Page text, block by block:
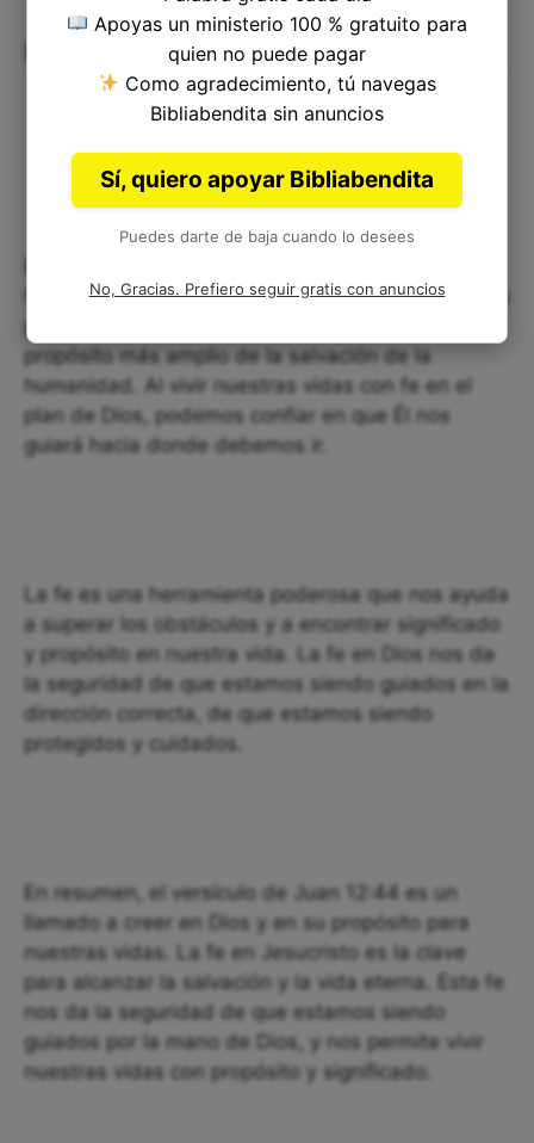
Reflexiones sobre Juan 12:44
humildad y la rendición. Jesús nos muestra que su
papel en el plan de Dios es secundario al
propósito más amplio de la salvación de la
humanidad. Al vivir nuestras vidas con fe en el
plan de Dios, podemos confiar en que Él nos
guiará hacia donde debemos ir.
La fe es una herramienta poderosa que nos ayuda
a superar los obstáculos y a encontrar significado
y propósito en nuestra vida. La fe en Dios nos da
la seguridad de que estamos siendo guiados en la
dirección correcta, de que estamos siendo
protegidos y cuidados.
En resumen, el versículo de Juan 12:44 es un
llamado a creer en Dios y en su propósito para
nuestras vidas. La fe en Jesucristo es la clave
para alcanzar la salvación y la vida eterna. Esta fe
nos da la seguridad de que estamos siendo
guiados por la mano de Dios, y nos permite vivir
nuestras vidas con propósito y significado.
Apoyas un ministerio 100 % gratuito para
quien no puede pagar
Como agradecimiento, tú navegas
Bibliabendita sin anuncios
Sí, quiero apoyar Bibliabendita
Puedes darte de baja cuando lo desees
No, Gracias. Prefiero seguir gratis con anuncios